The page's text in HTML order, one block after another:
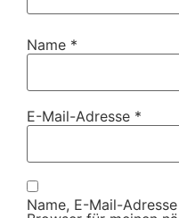
Name *
E-Mail-Adresse *
Name, E-Mail-